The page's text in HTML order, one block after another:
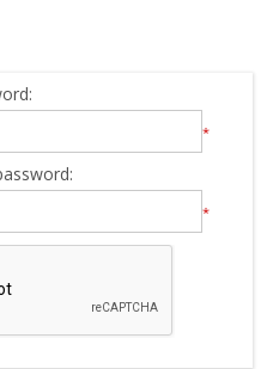
*
*